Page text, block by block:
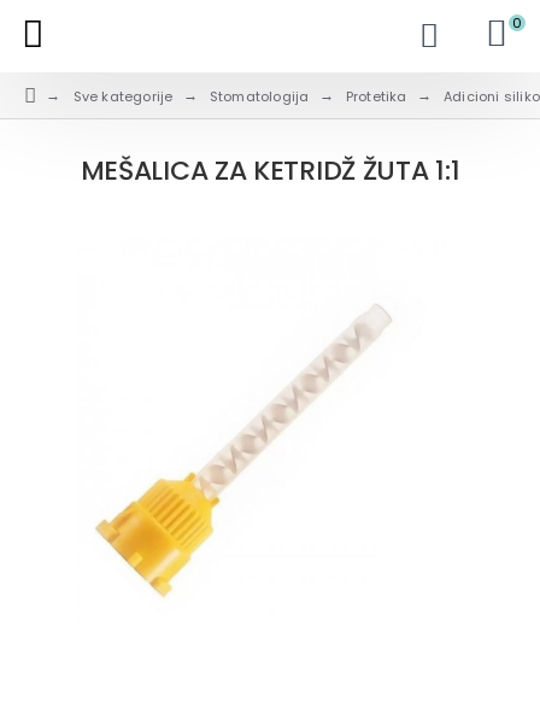
0
Sve kategorije Stomatologija Protetika Adicioni
MEŠALICA ZA KETRIDŽ ŽUTA 1:1